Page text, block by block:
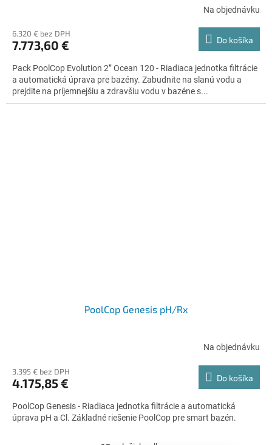
Na objednávku
6.320 € bez DPH
7.773,60 € Do košíka
Pack PoolCop Evolution 2’’ Ocean 120 - Riadiaca jednotka filtrácie
a automatická úprava pre bazény. Zabudnite na slanú vodu a
prejdite na príjemnejšiu a zdravšiu vodu v bazéne s...
PoolCop Genesis pH/Rx
Na objednávku
3.395 € bez DPH
4.175,85 € Do košíka
PoolCop Genesis - Riadiaca jednotka filtrácie a automatická
úprava pH a Cl. Základné riešenie PoolCop pre smart bazén.